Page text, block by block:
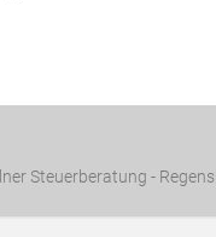
Steuerberatung -